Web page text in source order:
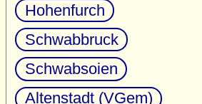
Hohenfurch
Schwabbruck
Schwabsoien
Altenstadt (VGem)